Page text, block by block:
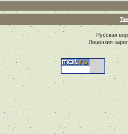
Русская
Лицензия